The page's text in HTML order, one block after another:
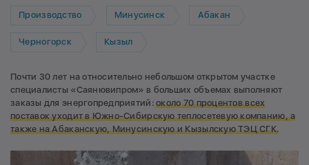
Производство Минусинск Абакан
Черногорск Кызыл
Почти 30 лет на относительно небольшом открытом участке
специалисты «Саянювипром» в больших объемах выполняют
заказы для энергопредприятий:около 70 процентов всех
поставок уходит в Южно-Сибирскую теплосетевую компанию, а
также на Абаканскую, Минусинскую и Кызылскую ТЭЦ СГК.